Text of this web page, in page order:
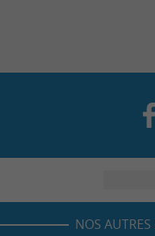
NOS